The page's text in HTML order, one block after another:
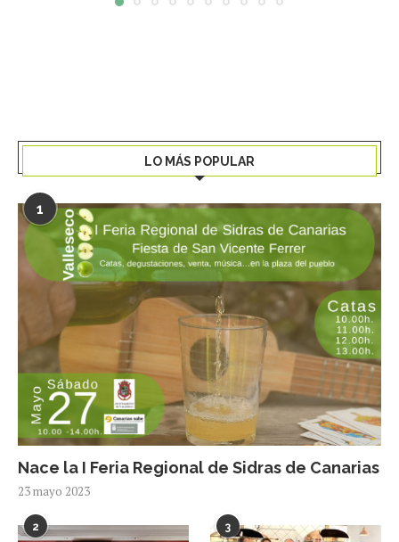
LO MÁS POPULAR
1
Nace la I Feria Regional de Sidras de Canarias
23 mayo 2023
2 3